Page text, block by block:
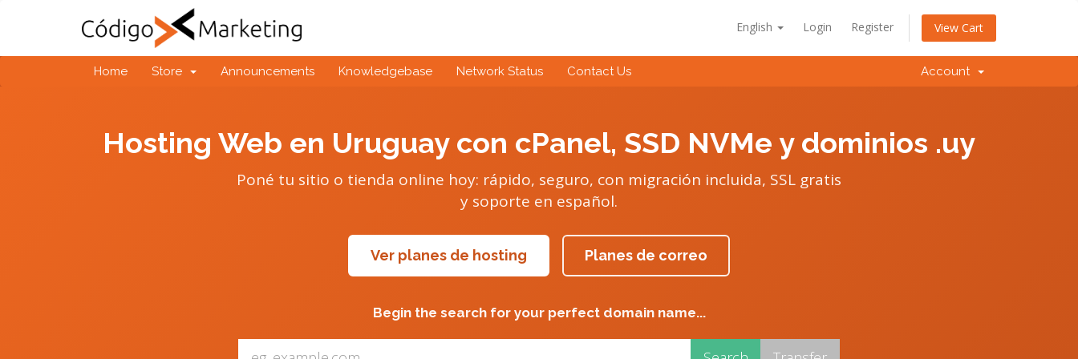
English Login Register View Cart
Home Store Announcements Knowledgebase Network Status Contact Us Account
Hosting Web en Uruguay con cPanel, SSD NVMe y dominios .uy
Poné tu sitio o tienda online hoy: rápido, seguro, con migración incluida, SSL gratis
y soporte en español.
Ver planes de hosting Planes de correo
Begin the search for your perfect domain name...